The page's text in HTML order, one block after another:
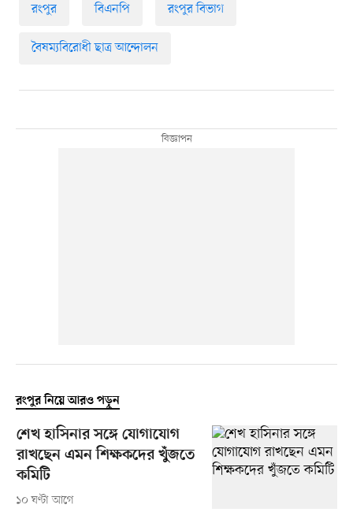
রংপুর বিএনপি রংপুর বিভাগ
বৈষম্যবিরোধী ছাত্র আন্দোলন
রংপুর নিয়ে আরও পড়ুন
শেখ হাসিনার সঙ্গে যোগাযোগ
রাখছেন এমন শিক্ষকদের খুঁজতে
কমিটি
১০ ঘণ্টা আগে